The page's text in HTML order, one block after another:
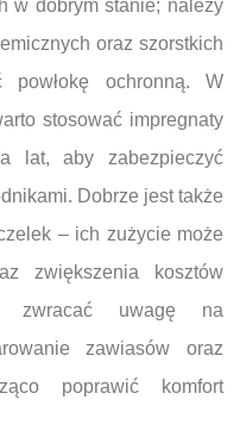
w dobrym stanie; należy
oraz szorstkich
powłokę ochronną. W
stosować impregnaty
lat, aby zabezpieczyć
Dobrze jest także
– ich zużycie może
zwiększenia kosztów
zwracać uwagę na
zawiasów oraz
poprawić komfort